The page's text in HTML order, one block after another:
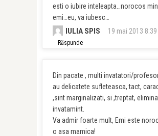
esti o iubire inteleapta…norocos
emi…eu, va iubesc…
IULIA SPIS 19 mai 2013 8:39
Răspunde
Din pacate , multi invatatori/
au delicatete sufleteasca, tact,
,sint marginalizati, si ,treptat,
invatamint.
Va admir foarte mult, Emi este
o asa mamica!